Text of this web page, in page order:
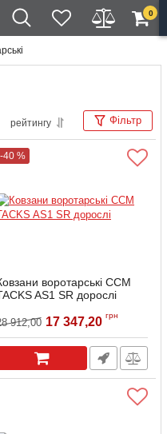
0
рейтингу Фільтр
-40 %
воротарські CCM
AS1 SR дорослі
912,00 17 347,20 грн